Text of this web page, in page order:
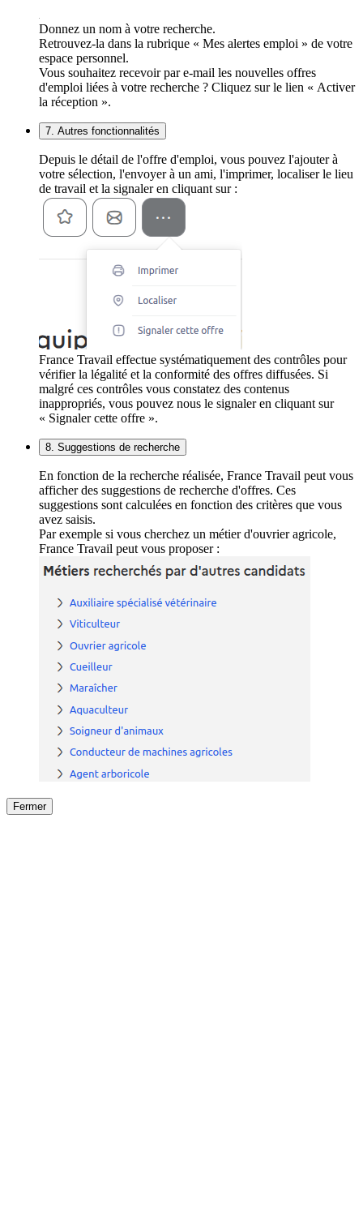
Donnez un nom à votre recherche.
Retrouvez-la dans la rubrique « Mes alertes emploi » de votre
espace personnel.
Vous souhaitez recevoir par e-mail les nouvelles offres
d'emploi liées à votre recherche ? Cliquez sur le lien « Activer
la réception ».
7. Autres fonctionnalités
Depuis le détail de l'offre d'emploi, vous pouvez l'ajouter à
votre sélection, l'envoyer à un ami, l'imprimer, localiser le lieu
de travail et la signaler en cliquant sur :
France Travail effectue systématiquement des contrôles pour
vérifier la légalité et la conformité des offres diffusées. Si
malgré ces contrôles vous constatez des contenus
inappropriés, vous pouvez nous le signaler en cliquant sur
« Signaler cette offre ».
8. Suggestions de recherche
En fonction de la recherche réalisée, France Travail peut vous
afficher des suggestions de recherche d'offres. Ces
suggestions sont calculées en fonction des critères que vous
avez saisis.
Par exemple si vous cherchez un métier d'ouvrier agricole,
France Travail peut vous proposer :
Fermer